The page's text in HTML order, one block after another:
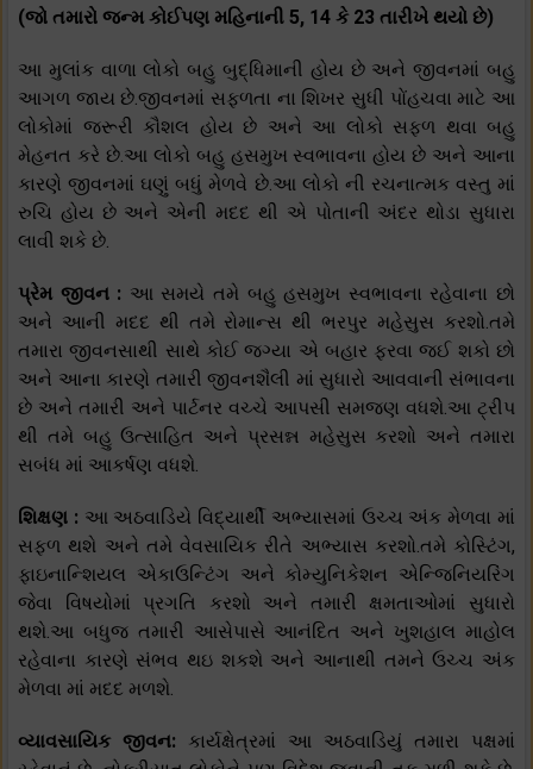
(જો તમારો જન્મ કોઈપણ મહિનાની 5, 14 કે 23 તારીખે થયો છે)
આ મુલાંક વાળા લોકો બહુ બુદ્ધિમાની હોય છે અને જીવનમાં બહુ
આગળ જાય છે.જીવનમાં સફળતા ના શિખર સુધી પોંહચવા માટે આ
લોકોમાં જરૂરી કૌશલ હોય છે અને આ લોકો સફળ થવા બહુ
મેહનત કરે છે.આ લોકો બહુ હસમુખ સ્વભાવના હોય છે અને આના
કારણે જીવનમાં ઘણું બધું મેળવે છે.આ લોકો ની રચનાત્મક વસ્તુ માં
રુચિ હોય છે અને એની મદદ થી એ પોતાની અંદર થોડા સુધારા
લાવી શકે છે.
પ્રેમ જીવન : આ સમયે તમે બહુ હસમુખ સ્વભાવના રહેવાના છો
અને આની મદદ થી તમે રોમાન્સ થી ભરપુર મહેસુસ કરશો.તમે
તમારા જીવનસાથી સાથે કોઈ જગ્યા એ બહાર ફરવા જઈ શકો છો
અને આના કારણે તમારી જીવનશૈલી માં સુધારો આવવાની સંભાવના
છે અને તમારી અને પાર્ટનર વચ્ચે આપસી સમજણ વધશે.આ ટ્રીપ
થી તમે બહુ ઉત્સાહિત અને પ્રસન્ન મહેસુસ કરશો અને તમારા
સબંધ માં આકર્ષણ વધશે.
શિક્ષણ : આ અઠવાડિયે વિદ્યાર્થી અભ્યાસમાં ઉચ્ચ અંક મેળવા માં
સફળ થશે અને તમે વેવસાયિક રીતે અભ્યાસ કરશો.તમે કોસ્ટિંગ,
ફાઇનાન્શિયલ એકાઉન્ટિંગ અને કોમ્યુનિકેશન એન્જિનિયરિંગ
જેવા વિષયોમાં પ્રગતિ કરશો અને તમારી ક્ષમતાઓમાં સુધારો
થશે.આ બધુજ તમારી આસેપાસે આનંદિત અને ખુશહાલ માહોલ
રહેવાના કારણે સંભવ થઇ શકશે અને આનાથી તમને ઉચ્ચ અંક
મેળવા માં મદદ મળશે.
વ્યાવસાયિક જીવન: કાર્યક્ષેત્રમાં આ અઠવાડિયું તમારા પક્ષમાં